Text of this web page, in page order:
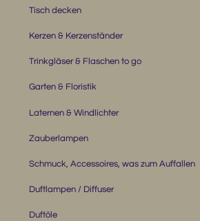
Tisch decken
Kerzen & Kerzenständer
Trinkgläser & Flaschen to go
Garten & Floristik
Laternen & Windlichter
Zauberlampen
Schmuck, Accessoires, was zum Auffallen
Duftlampen / Diffuser
Duftöle